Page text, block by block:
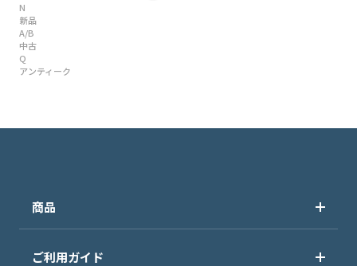
N
新品
A/B
中古
Q
アンティーク
商品
ご利用ガイド